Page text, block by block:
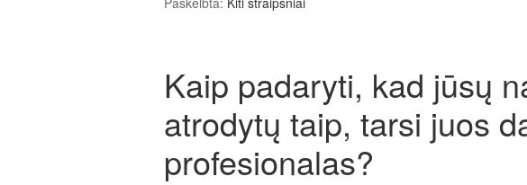
Kaip padaryti, kad jūsų
atrodytų taip, tarsi juos
profesionalas?